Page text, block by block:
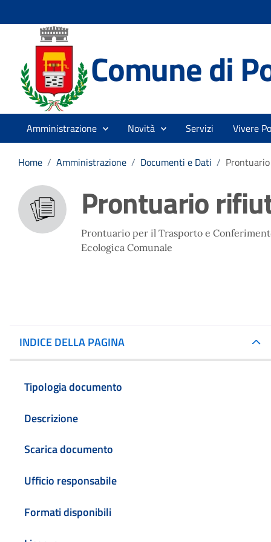
Comune di
Amministrazione Novità Servizi Vivere
Home / Amministrazione / Documenti e Dati /
Prontuario
Prontuario per il Trasporto e
Ecologica Comunale
INDICE DELLA PAGINA
Tipologia documento
Descrizione
Scarica documento
Ufficio responsabile
Formati disponibili